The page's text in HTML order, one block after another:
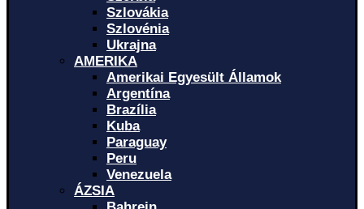
Szlovákia
Szlovénia
Ukrajna
AMERIKA
Amerikai Egyesült Államok
Argentína
Brazília
Kuba
Paraguay
Peru
Venezuela
ÁZSIA